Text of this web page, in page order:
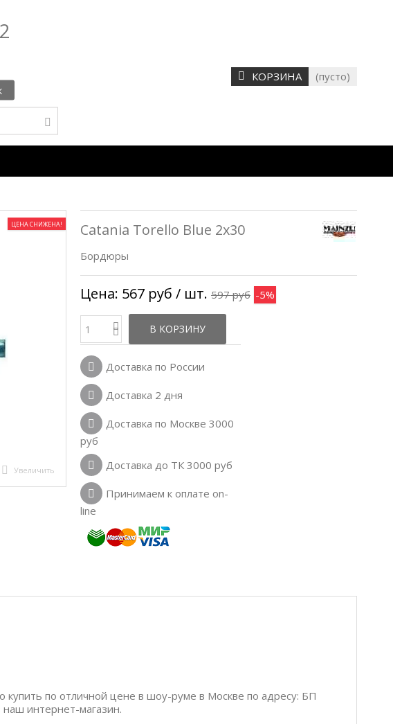
КОРЗИНА (пусто)
ЦЕНА СНИЖЕНА!
Увеличить
Catania Torello Blue 2x30
Бордюры
Цена: 567 руб / шт. 597 руб -5%
В КОРЗИНУ
Доставка по России
Доставка 2 дня
Доставка по Москве 3000
руб
Доставка до ТК 3000 руб
Принимаем к оплате on-
line
по отличной цене в шоу-руме в Москве по адресу: БП
интернет-магазин.